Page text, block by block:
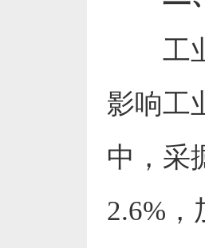
工
影响工
中，采
2.6% ，